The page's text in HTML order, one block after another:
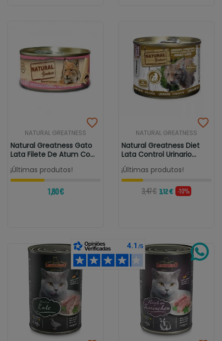
NATURAL GREATNESS
Natural Greatness Gato
Lata Filete De Atum Com
Camarão
¡Últimas produtos!
1,80 €
NATURAL GREATNESS
Natural Greatness Diet
Lata Control Urinario
Para...
¡Últimas produtos!
3,47 € 3,12 € -10%